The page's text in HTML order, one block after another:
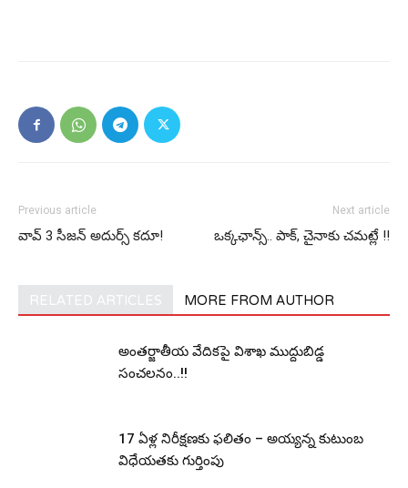
Previous article
వావ్ 3 సీజ‌న్ అదుర్స్ క‌దూ!
Next article
ఒక్క‌ఛాన్స్‌.. పాక్‌, చైనాకు చ‌మ‌ట్లే !!
RELATED ARTICLES MORE FROM AUTHOR
అంతర్జాతీయ వేదికపై విశాఖ ముద్దుబిడ్డ
సంచలనం..!!
17 ఏళ్ల నిరీక్షణకు ఫలితం – అయ్యన్న కుటుంబ
విధేయతకు గుర్తింపు